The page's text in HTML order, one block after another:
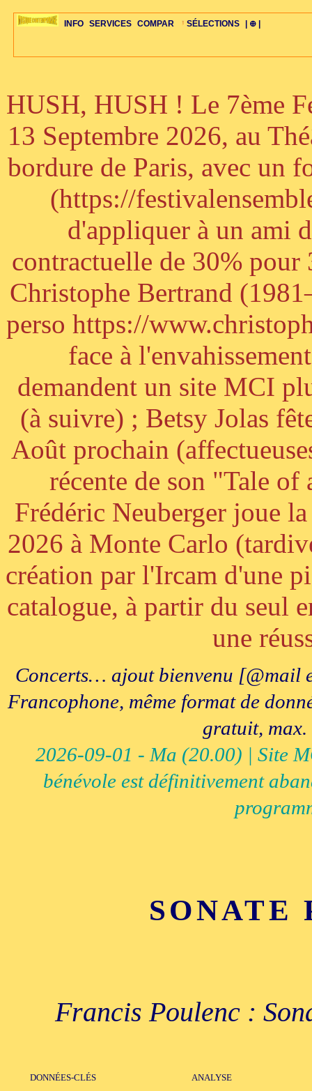
INFO
ÉDITORIAUX ACTUS-CONCERTS HISTOIRE PAYS STYLES-ÉCOLES
SERVICES
MAJ-LISTE ARCH-CONCERTS LIENS RADIOS VIDÉOS PLAN FAQS
COMPAR
SÉLECTION GUIDE-EXPRESS ŒUVRES BIOGRAPHIES PERSPECTIVE
SÉLECTIONS
SÉLECTION COMPOS-INTRO COMPO-INDIV ŒUVRES-INDIV
| ⊕ |
20ÈME PARAL 1001 CD TOP-REC BONUS-ROMANS BONUS-FILMS
CELLO-C
ALTO-C
VIOLON-C
PIANO-CONC GRAND-
HUSH, HUSH ! Le 7ème
13 Septembre 2026, au
bordure de Paris, avec un
(https://
d'appliquer à un ami
contractuelle de 30% pour
Christophe Bertrand
perso https://
face à
demandent un site MCI
(à suivre) ; Betsy Jolas
Août prochain
récente de son "Tale of
Frédéric Neuberger joue
2026 à Monte Carlo
création par l'Ircam d'une
catalogue, à partir du seul
une
Concerts… ajout bienvenu [@mail
Francophone, même format de
gratuit,
2026-09-01 - Ma (20.00) | Site
bénévole est définitivement
SONATE
Francis Poulenc :
DONNÉES-CLÉS ANALYSE